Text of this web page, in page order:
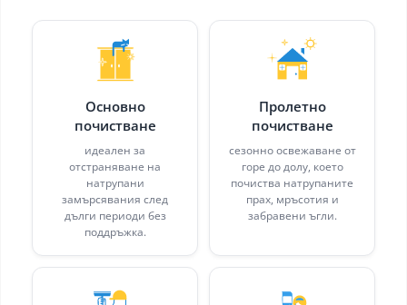
Основно
почистване
идеален за
отстраняване на
натрупани
замърсявания след
дълги периоди без
поддръжка.
Пролетно
почистване
сезонно освежаване от
горе до долу, което
почиства натрупаните
прах, мръсотия и
забравени ъгли.